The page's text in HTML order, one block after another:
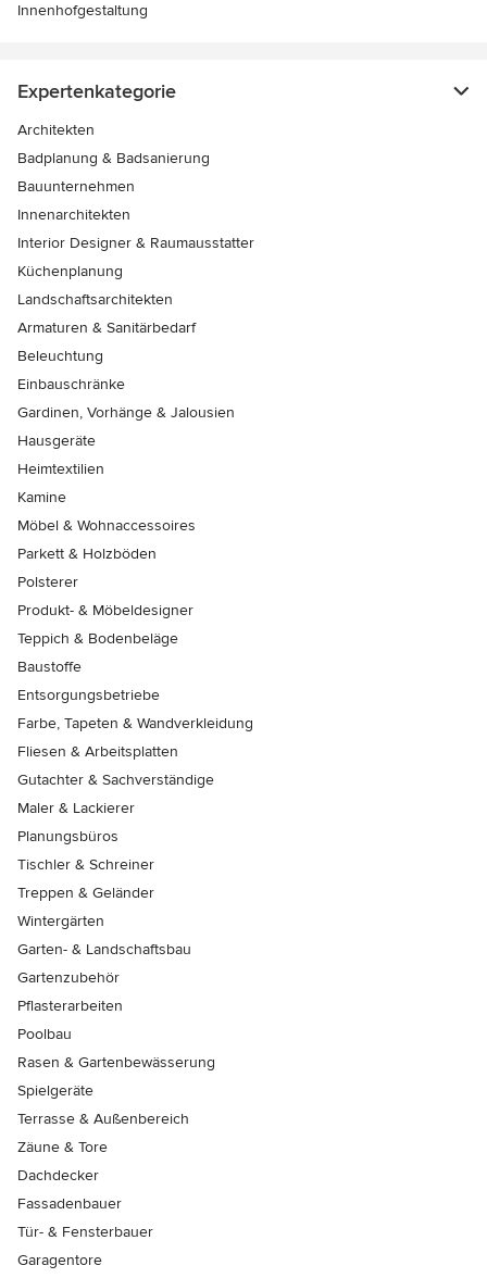
Innenhofgestaltung
Expertenkategorie
Architekten
Badplanung & Badsanierung
Bauunternehmen
Innenarchitekten
Interior Designer & Raumausstatter
Küchenplanung
Landschaftsarchitekten
Armaturen & Sanitärbedarf
Beleuchtung
Einbauschränke
Gardinen, Vorhänge & Jalousien
Hausgeräte
Heimtextilien
Kamine
Möbel & Wohnaccessoires
Parkett & Holzböden
Polsterer
Produkt- & Möbeldesigner
Teppich & Bodenbeläge
Baustoffe
Entsorgungsbetriebe
Farbe, Tapeten & Wandverkleidung
Fliesen & Arbeitsplatten
Gutachter & Sachverständige
Maler & Lackierer
Planungsbüros
Tischler & Schreiner
Treppen & Geländer
Wintergärten
Garten- & Landschaftsbau
Gartenzubehör
Pflasterarbeiten
Poolbau
Rasen & Gartenbewässerung
Spielgeräte
Terrasse & Außenbereich
Zäune & Tore
Dachdecker
Fassadenbauer
Tür- & Fensterbauer
Garagentore